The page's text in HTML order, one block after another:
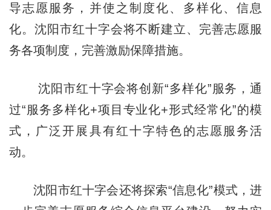
导志愿服务，并使之制度化、多样化、信息
化。沈阳市红十字会将不断建立、完善志愿服
务各项制度，完善激励保障措施。
沈阳市红十字会将创新“多样化”服务，通
过“服务多样化+项目专业化+形式经常化”的模
式，广泛开展具有红十字特色的志愿服务活
动。
沈阳市红十字会还将探索“信息化”模式，进